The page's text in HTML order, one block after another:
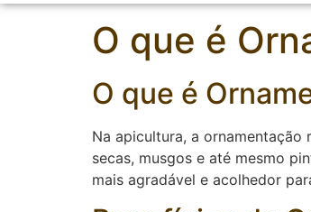
O que é
O que é
Na apicultura, a
secas, musgos e até mesmo
mais agradável e acolhedor